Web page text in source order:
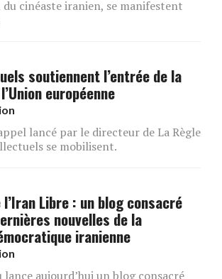
cinéaste iranien, se manifestent
soutiennent l’entrée de la
européenne
lancé par le directeur de La Règle
se mobilisent.
l’Iran Libre : un blog consacré
nouvelles de la
iranienne
lance aujourd’hui un blog consacré